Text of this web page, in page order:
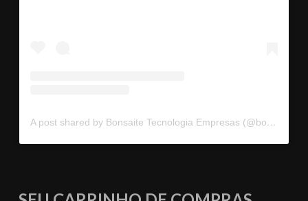
A post shared by Bonsaite Tecnologia Empresas (@bonsaitebrasil)